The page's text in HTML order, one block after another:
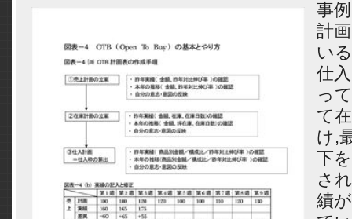
事
計
い
仕
っ
て
け,
下
さ
績